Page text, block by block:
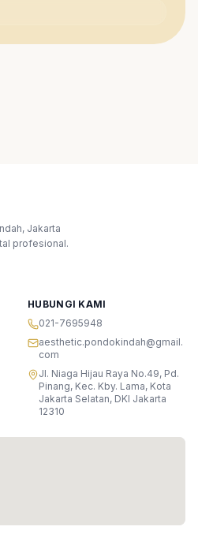
Jakarta
profesional.
HUBUNGI KAMI
021-7695948
aesthetic.pondokindah@gmail.
com
Jl. Niaga Hijau Raya No.49, Pd.
Pinang, Kec. Kby. Lama, Kota
Jakarta Selatan, DKI Jakarta
12310